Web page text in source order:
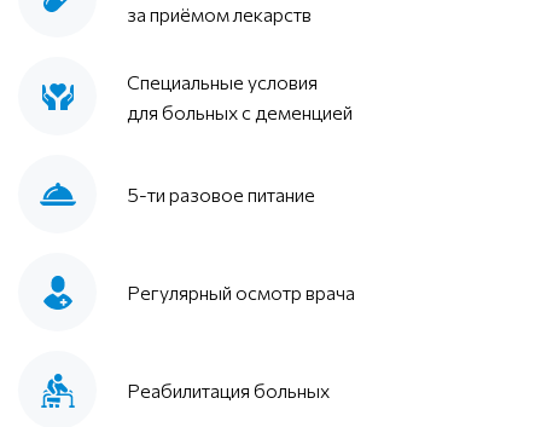
за приёмом лекарств
Специальные условия
для больных с деменцией
5-ти разовое питание
Регулярный осмотр врача
Реабилитация больных